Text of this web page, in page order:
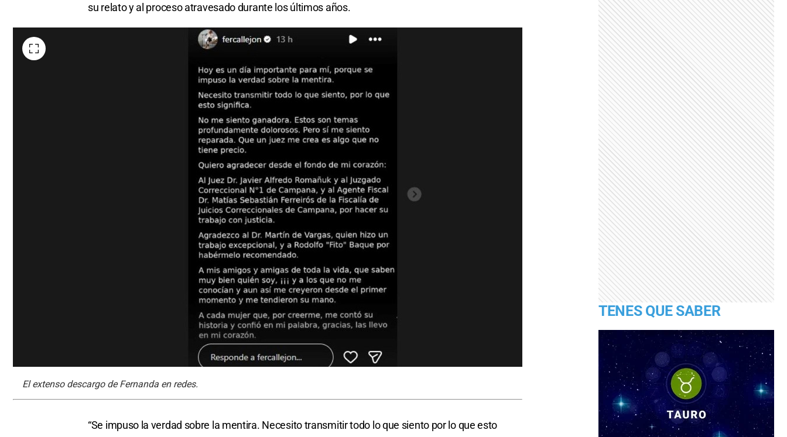
su relato y al proceso atravesado durante los últimos años.
El extenso descargo de Fernanda en redes.
“Se impuso la verdad sobre la mentira. Necesito transmitir todo lo que siento por lo que esto
TENES QUE SABER